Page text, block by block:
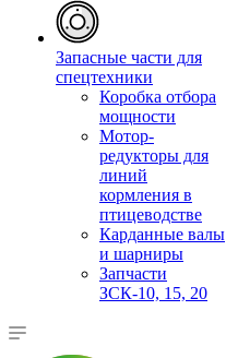
Запасные части для
спецтехники
Коробка отбора
мощности
Мотор-
редукторы для
линий
кормления в
птицеводстве
Карданные валы
и шарниры
Запчасти
ЗСК-10, 15, 20